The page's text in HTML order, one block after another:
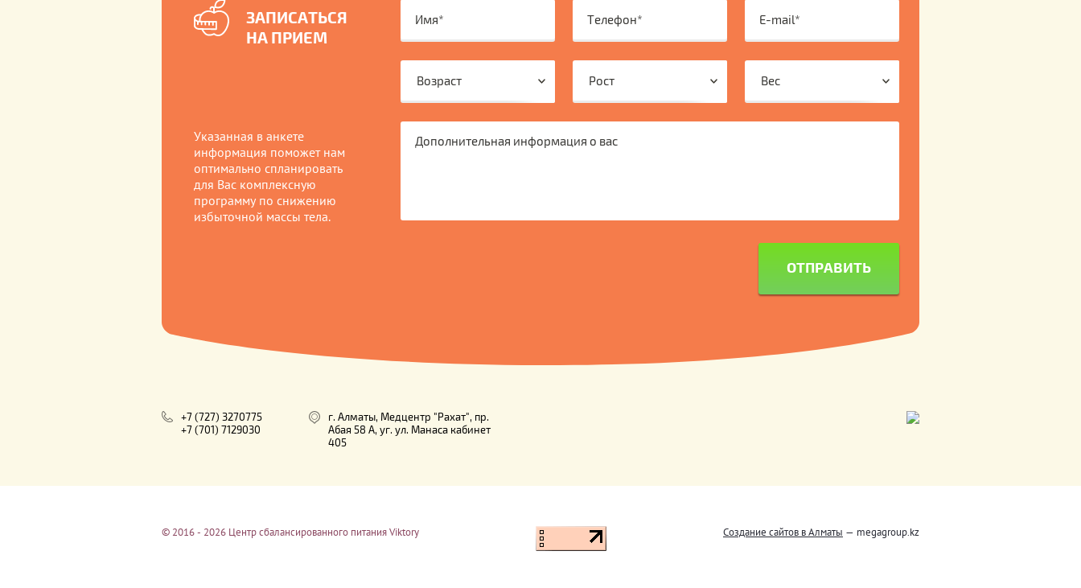
ЗАПИСАТЬСЯ
НА ПРИЕМ
Указанная в анкете
информация поможет нам
оптимально спланировать
для Вас комплексную
программу по снижению
избыточной массы тела.
Возраст Рост Вес
ОТПРАВИТЬ
+7 (727) 3270775
+7 (701) 7129030
г. Алматы, Медцентр "Рахат", пр.
Абая 58 А, уг. ул. Манаса кабинет
405
© 2016 - 2026 Центр сбалансированного питания Viktory Создание сайтов в Алматы — megagroup.kz